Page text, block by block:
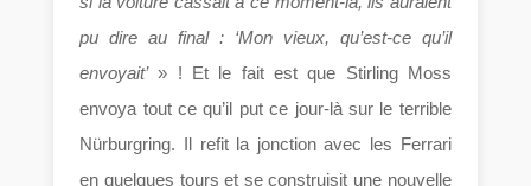
pu dire au final : ‘Mon vieux, qu’est-ce qu’il
envoyait’» ! Et le fait est que Stirling Moss
envoya tout ce qu’il put ce jour-là sur le terrible
Nürburgring. Il refit la jonction avec les Ferrari
en quelques tours et se construisit une nouvelle